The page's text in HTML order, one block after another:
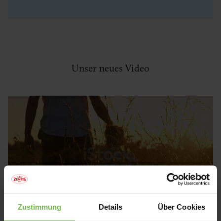
Zustimmung Details Über Cookies
Unser neues Video